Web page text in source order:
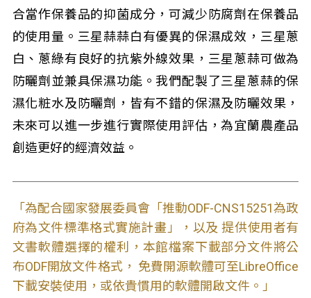
合當作保養品的抑菌成分，可減少防腐劑在保養品
的使用量。三星蒜蒜白有優異的保濕成效，三星蔥
白、蔥綠有良好的抗紫外線效果，三星蔥蒜可做為
防曬劑並兼具保濕功能。我們配製了三星蔥蒜的保
濕化粧水及防曬劑，皆有不錯的保濕及防曬效果，
未來可以進一步進行實際使用評估，為宜蘭農產品
創造更好的經濟效益。
「為配合國家發展委員會「推動ODF-CNS15251為政
府為文件標準格式實施計畫」，以及 提供使用者有
文書軟體選擇的權利，本館檔案下載部分文件將公
布ODF開放文件格式， 免費開源軟體可至LibreOffice
下載安裝使用，或依貴慣用的軟體開啟文件。」